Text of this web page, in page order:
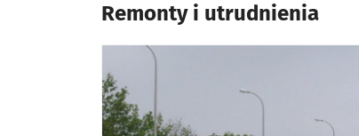
Remonty i utrudnienia